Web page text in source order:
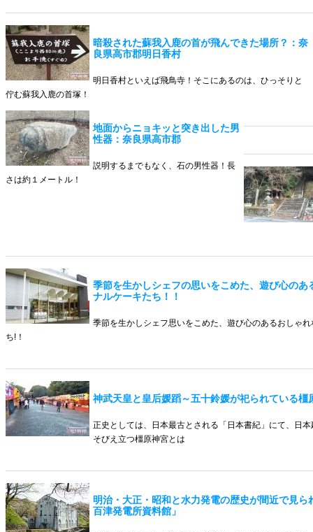
暗殺された蘇我入鹿の首が飛んできた場所？：奈
良県高市郡明日香村
明日香村といえば飛鳥寺！そこにあるのは、ひっそりと
佇む蘇我入鹿の首塚！
地面からニョキッと突き出した男
性器：奈良県高市郡
説明するまでもなく、石の男性器！長
さは約１メートル！
季節を生かしシェフの思いをこめた、遊び心のあ
ナルケーキたち！！
季節を生かしシェフ思いをこめた、遊び心のあるおしゃ
ち!！
神武天皇と皇后媛蹈～五十鈴媛が祀られている橿
正史としては、日本最古とされる「日本書紀」にて、日
そびえ立つ橿原神宮とは
明治・大正・昭和と水力発電の歴史が間近で見ら
百津発電所資料館」